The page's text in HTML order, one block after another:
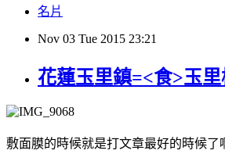
名片
Nov 03 Tue 2015 23:21
花蓮玉里鎮=<食>玉
敷面膜的時候就是打文章最好的時候了